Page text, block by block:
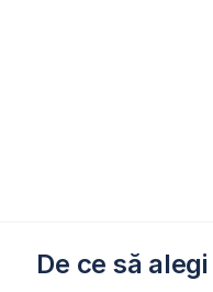
De ce să